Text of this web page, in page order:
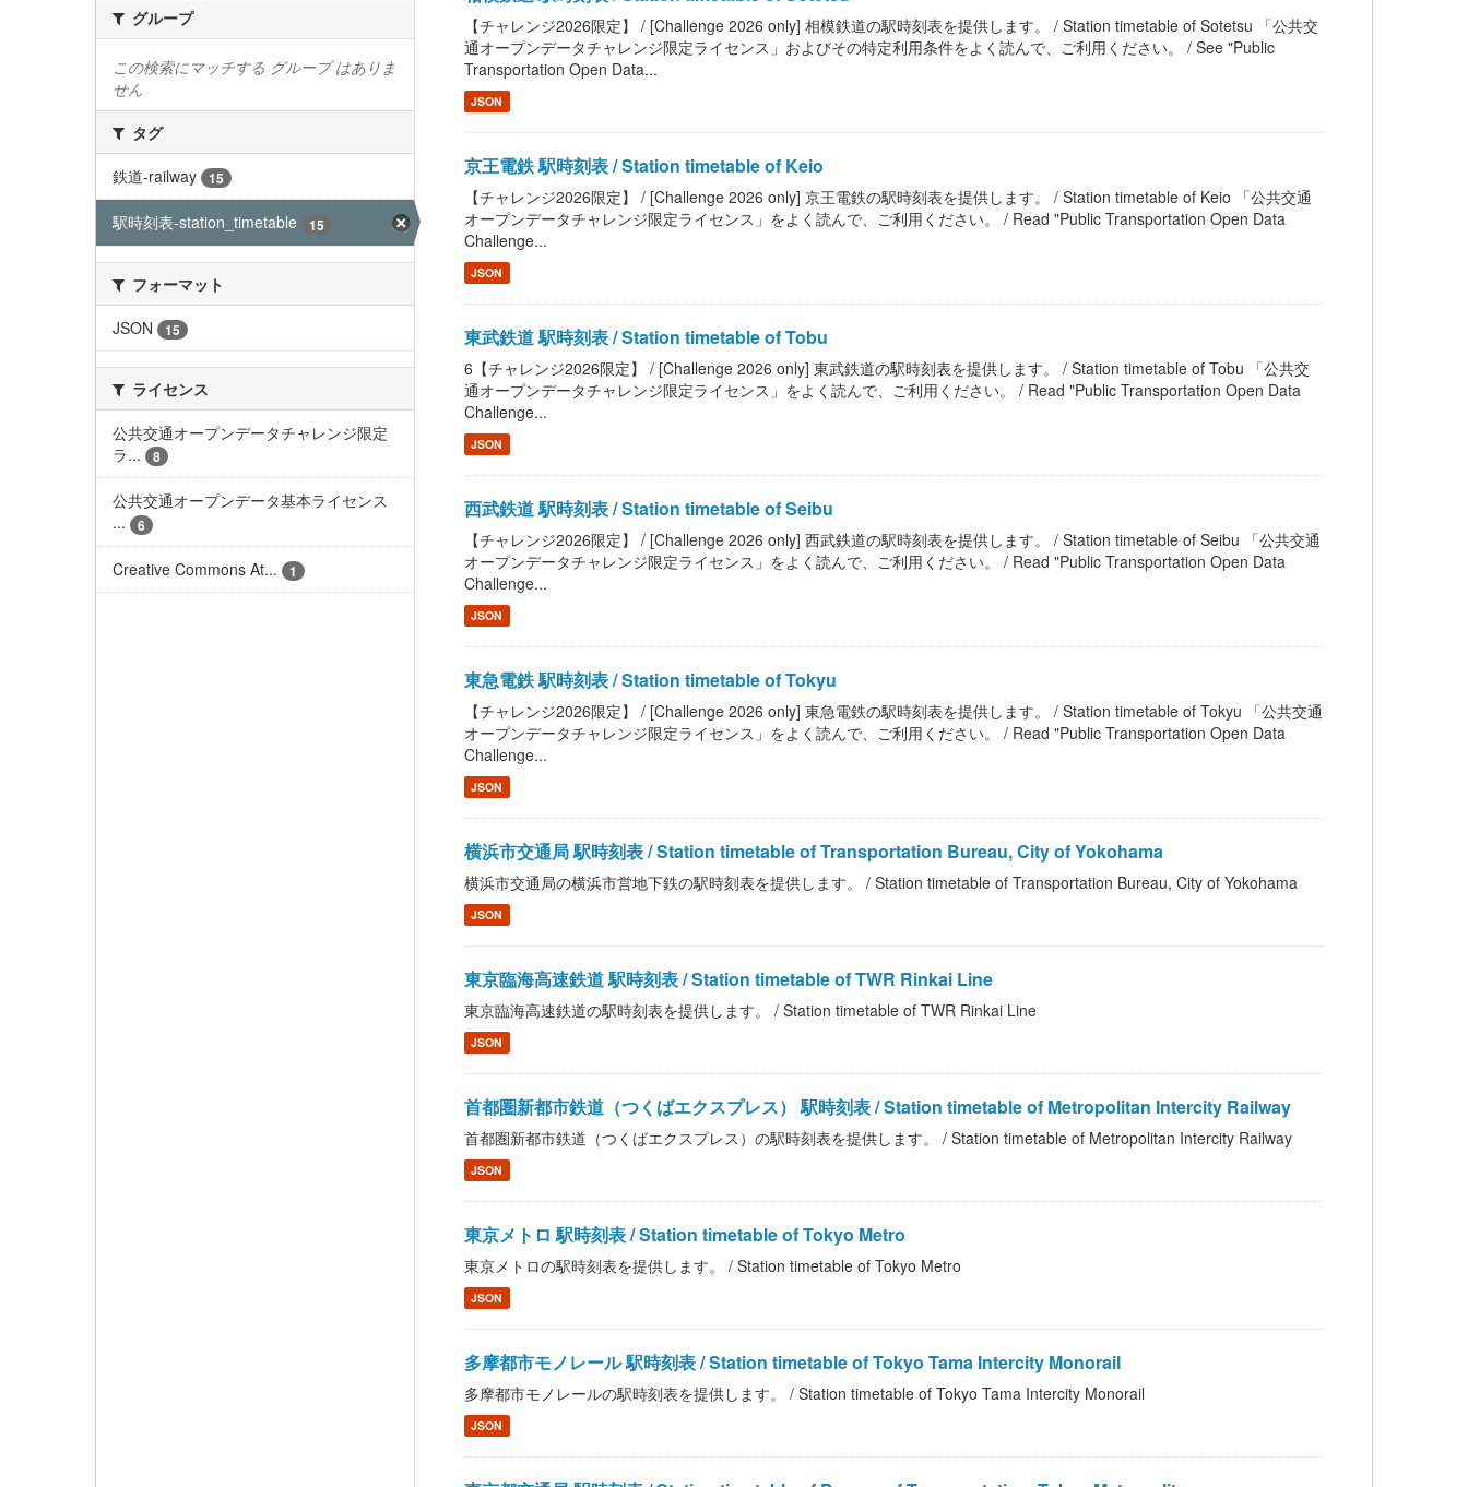
グループ
この検索にマッチする グループ はありま
せん
タグ
鉄道-railway
15
駅時刻表-station_timetable 15
フォーマット
JSON
15
ライセンス
公共交通オープンデータチャレンジ限定
ラ...
8
公共交通オープンデータ基本ライセンス
...
6
Creative Commons At... 1
【チャレンジ2026限定】 / [Challenge 2026 only] 相模鉄道の駅時刻表を提供します。 / Station timetable of Sotetsu 「公共交
通オープンデータチャレンジ限定ライセンス」およびその特定利用条件をよく読んで、ご利用ください。 / See "Public
Transportation Open Data...
JSON
京王電鉄 駅時刻表 / Station timetable of Keio
【チャレンジ2026限定】 / [Challenge 2026 only] 京王電鉄の駅時刻表を提供します。 / Station timetable of Keio 「公共交通
オープンデータチャレンジ限定ライセンス」をよく読んで、ご利用ください。 / Read "Public Transportation Open Data
Challenge...
JSON
東武鉄道 駅時刻表 / Station timetable of Tobu
6【チャレンジ2026限定】 / [Challenge 2026 only] 東武鉄道の駅時刻表を提供します。 / Station timetable of Tobu 「公共交
通オープンデータチャレンジ限定ライセンス」をよく読んで、ご利用ください。 / Read "Public Transportation Open Data
Challenge...
JSON
西武鉄道 駅時刻表 / Station timetable of Seibu
【チャレンジ2026限定】 / [Challenge 2026 only] 西武鉄道の駅時刻表を提供します。 / Station timetable of Seibu 「公共交通
オープンデータチャレンジ限定ライセンス」をよく読んで、ご利用ください。 / Read "Public Transportation Open Data
Challenge...
JSON
東急電鉄 駅時刻表 / Station timetable of Tokyu
【チャレンジ2026限定】 / [Challenge 2026 only] 東急電鉄の駅時刻表を提供します。 / Station timetable of Tokyu 「公共交通
オープンデータチャレンジ限定ライセンス」をよく読んで、ご利用ください。 / Read "Public Transportation Open Data
Challenge...
JSON
横浜市交通局 駅時刻表 / Station timetable of Transportation Bureau, City of Yokohama
横浜市交通局の横浜市営地下鉄の駅時刻表を提供します。 / Station timetable of Transportation Bureau, City of Yokohama
JSON
東京臨海高速鉄道 駅時刻表 / Station timetable of TWR Rinkai Line
東京臨海高速鉄道の駅時刻表を提供します。 / Station timetable of TWR Rinkai Line
JSON
首都圏新都市鉄道（つくばエクスプレス） 駅時刻表 / Station timetable of Metropolitan Intercity Railway
首都圏新都市鉄道（つくばエクスプレス）の駅時刻表を提供します。 / Station timetable of Metropolitan Intercity Railway
JSON
東京メトロ 駅時刻表 / Station timetable of Tokyo Metro
東京メトロの駅時刻表を提供します。 / Station timetable of Tokyo Metro
JSON
多摩都市モノレール 駅時刻表 / Station timetable of Tokyo Tama Intercity Monorail
多摩都市モノレールの駅時刻表を提供します。 / Station timetable of Tokyo Tama Intercity Monorail
JSON